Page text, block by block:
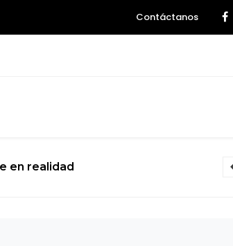
Contáctanos
La ciencia se prepara